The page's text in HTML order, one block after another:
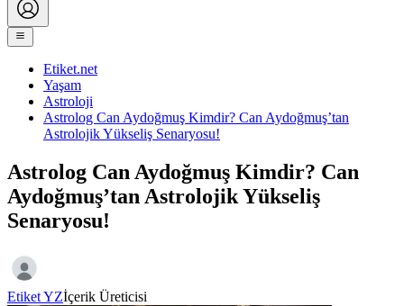
Etiket.net
Yaşam
Astroloji
Astrolog Can Aydoğmuş Kimdir? Can Aydoğmuş’tan
Astrolojik Yükseliş Senaryosu!
Astrolog Can Aydoğmuş Kimdir? Can
Aydoğmuş’tan Astrolojik Yükseliş
Senaryosu!
Etiket YZİçerik Üreticisi